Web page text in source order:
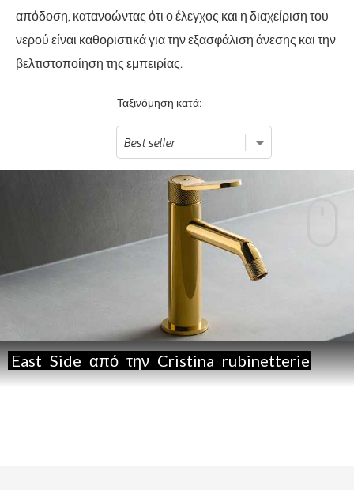
απόδοση, κατανοώντας ότι ο έλεγχος και η διαχείριση του
νερού είναι καθοριστικά για την εξασφάλιση άνεσης και την
βελτιστοποίηση της εμπειρίας.
Ταξινόμηση κατά:
East Side από την Cristina rubinetterie